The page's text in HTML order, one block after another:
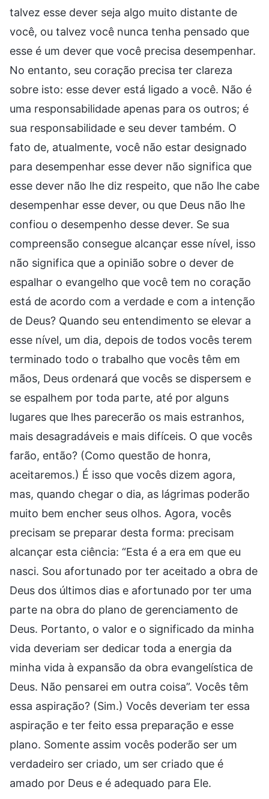
talvez esse dever seja algo muito distante de
você, ou talvez você nunca tenha pensado que
esse é um dever que você precisa desempenhar.
No entanto, seu coração precisa ter clareza
sobre isto: esse dever está ligado a você. Não é
uma responsabilidade apenas para os outros; é
sua responsabilidade e seu dever também. O
fato de, atualmente, você não estar designado
para desempenhar esse dever não significa que
esse dever não lhe diz respeito, que não lhe cabe
desempenhar esse dever, ou que Deus não lhe
confiou o desempenho desse dever. Se sua
compreensão consegue alcançar esse nível, isso
não significa que a opinião sobre o dever de
espalhar o evangelho que você tem no coração
está de acordo com a verdade e com a intenção
de Deus? Quando seu entendimento se elevar a
esse nível, um dia, depois de todos vocês terem
terminado todo o trabalho que vocês têm em
mãos, Deus ordenará que vocês se dispersem e
se espalhem por toda parte, até por alguns
lugares que lhes parecerão os mais estranhos,
mais desagradáveis e mais difíceis. O que vocês
farão, então? (Como questão de honra,
aceitaremos.) É isso que vocês dizem agora,
mas, quando chegar o dia, as lágrimas poderão
muito bem encher seus olhos. Agora, vocês
precisam se preparar desta forma: precisam
alcançar esta ciência: “Esta é a era em que eu
nasci. Sou afortunado por ter aceitado a obra de
Deus dos últimos dias e afortunado por ter uma
parte na obra do plano de gerenciamento de
Deus. Portanto, o valor e o significado da minha
vida deveriam ser dedicar toda a energia da
minha vida à expansão da obra evangelística de
Deus. Não pensarei em outra coisa”. Vocês têm
essa aspiração? (Sim.) Vocês deveriam ter essa
aspiração e ter feito essa preparação e esse
plano. Somente assim vocês poderão ser um
verdadeiro ser criado, um ser criado que é
amado por Deus e é adequado para Ele.